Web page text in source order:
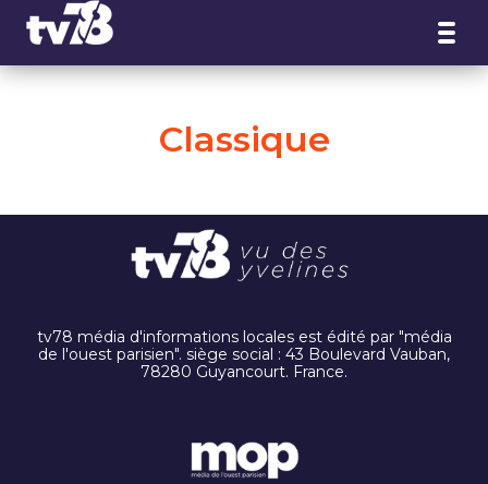
Classique
tv78 média d'informations locales est édité par "média
de l'ouest parisien". siège social : 43 Boulevard Vauban,
78280 Guyancourt. France.
Panneau de gestion des cookies